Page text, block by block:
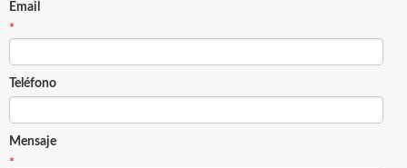
Email
*
Teléfono
Mensaje
*